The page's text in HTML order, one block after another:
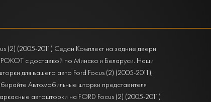
(2) (2005-2011) Седан Комплект на задние двери
с доставкой по Минска и Беларуси. Наши
для вашего авто Ford Focus (2) (2005-2011),
Автомобильные шторки представителя
автошторки на FORD Focus (2) (2005-2011)